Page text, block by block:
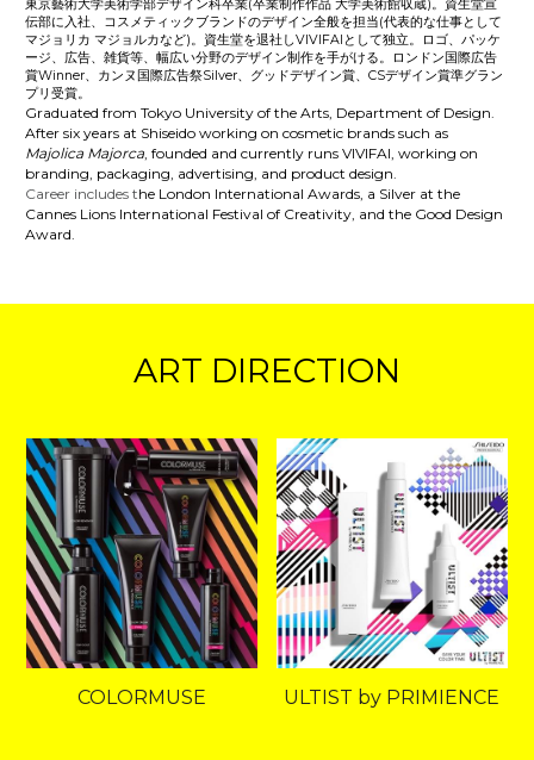
東京藝術大学美術学部デザイン科卒業(卒業制作作品 大学美術館収蔵)。資生堂宣
伝部に入社、コスメティックブランドのデザイン全般を担当(代表的な仕事として
マジョリカ マジョルカなど)。資生堂を退社しVIVIFAIとして独立。ロゴ、パッケ
ージ、広告、雑貨等、幅広い分野のデザイン制作を手がける。ロンドン国際広告
賞Winner、カンヌ国際広告祭Silver、グッドデザイン賞、CSデザイン賞準グラン
プリ受賞。
Graduated from Tokyo University of the Arts, Department of Design.
Majolica Majorca , founded and currently runs VIVIFAI, working on
branding, packaging, advertising, and product design.
Career includes the London International Awards, a Silver at the
Cannes Lions International Festival of Creativity, and the Good Design
Award.
ART DIRECTION
COLORMUSE ULTIST by PRIMIENCE